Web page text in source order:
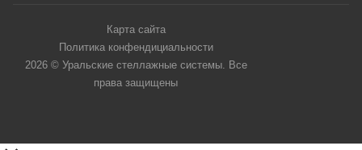
Карта сайта
Политика конфендициальности
2026 © Уральские стеллажные системы. Все
права защищены